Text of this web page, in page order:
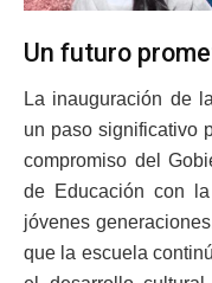
Un futuro
La inauguración de
un paso significativo
compromiso del
de Educación con
jóvenes
que la escuela